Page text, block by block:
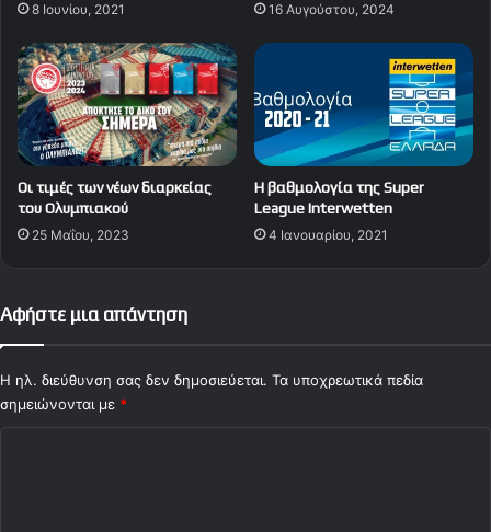
8 Ιουνίου, 2021 16 Αυγούστου, 2024
Οι τιμές των νέων διαρκείας
του Ολυμπιακού
25 Μαΐου, 2023
Η βαθμολογία της Super
League Interwetten
4 Ιανουαρίου, 2021
Αφήστε μια απάντηση
Η ηλ. διεύθυνση σας δεν δημοσιεύεται. Τα υποχρεωτικά πεδία
σημειώνονται με *